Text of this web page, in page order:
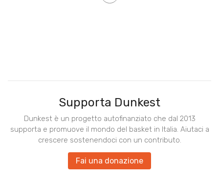
Supporta Dunkest
Dunkest è un progetto autofinanziato che dal 2013
supporta e promuove il mondo del basket in Italia. Aiutaci a
crescere sostenendoci con un contributo.
Fai una donazione